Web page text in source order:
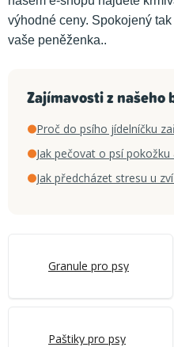
výhodné ceny. Spokojený
vaše peněženka..
Zajímavosti z našeho
Jak pečovat o psí pokožku
Granule pro psy
Paštiky pro psy